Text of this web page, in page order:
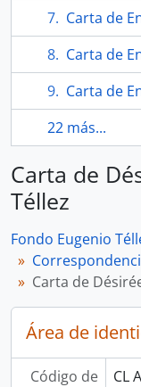
Carta de
Carta de
Carta de
22 más...
Carta de
Téllez
Fondo Eugenio
Carta de
Área de
Código de
CL